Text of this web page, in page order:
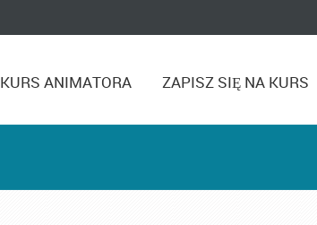
KURS ANIMATORA ZAPISZ SIĘ NA KURS